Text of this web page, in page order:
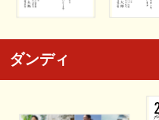
ダンディ